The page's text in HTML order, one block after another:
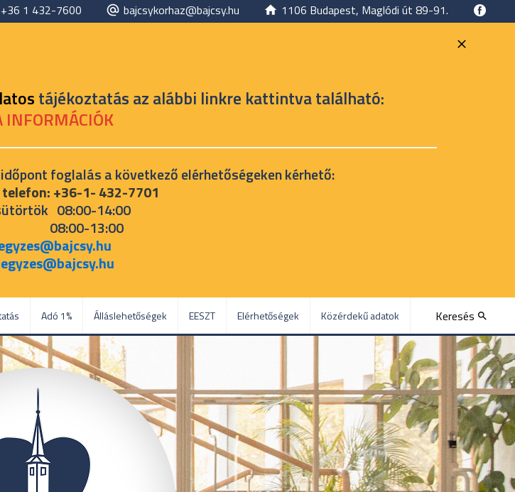
1 432-7600 bajcsykorhaz@bajcsy.hu 1106 Budapest, Maglódi út 89-91.
tájékoztatás az alábbi linkre kattintva található:
INFORMÁCIÓK
foglalás a következő elérhetőségeken kérhető:
telefon: +36-1- 432-7701
08:00-14:00
08:00-13:00
Adó 1% Álláslehetőségek EESZT Elérhetőségek Közérdekű adatok Keresés